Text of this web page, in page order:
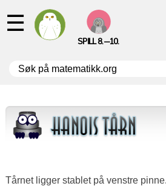
☰
SPILL 8.—10.
Tårnet ligger stablet på venstre